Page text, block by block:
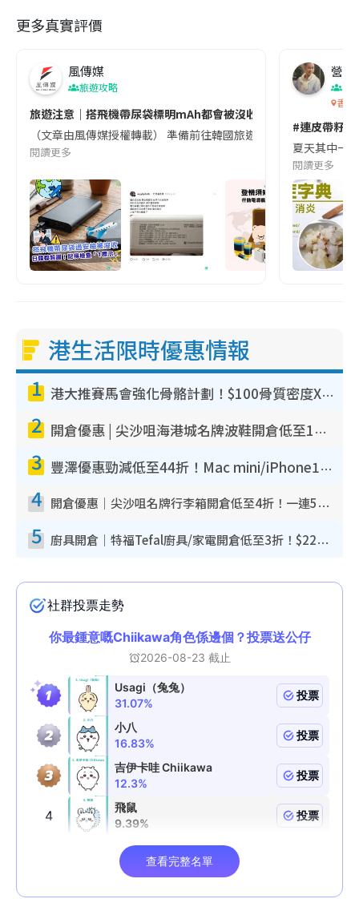
更多真實評價
風傳媒
旅遊攻略
旅遊注意｜搭飛機帶尿袋標明mAh都會被沒收😱出發前切記檢查
（文章由風傳媒授權轉載） 準備前往韓國旅遊的民眾，近期要
閱讀更多
營養
香港
#連皮帶籽
夏天其中一
閱讀更多
港生活限時優惠情報
1 港大推賽馬會強化骨骼計劃！$100骨質密度X光檢查 完成免費運動訓練送超市禮券！附參加資格
2 開倉優惠 | 尖沙咀海港城名牌波鞋開倉低至1折！On鞋$899起／Joy&Peace鞋履$98起
3 豐澤優惠勁減低至44折！Mac mini/iPhone17Pro大減價！廚房家電$220起
4 開倉優惠｜尖沙咀名牌行李箱開倉低至4折！一連5日 American Tourister/ace./Hallmark $200起！
5 廚具開倉｜特福Tefal廚具/家電開倉低至3折！$220起買平底鍋/炒鑊/湯煲！電飯煲/吸塵機/燙斗$418起